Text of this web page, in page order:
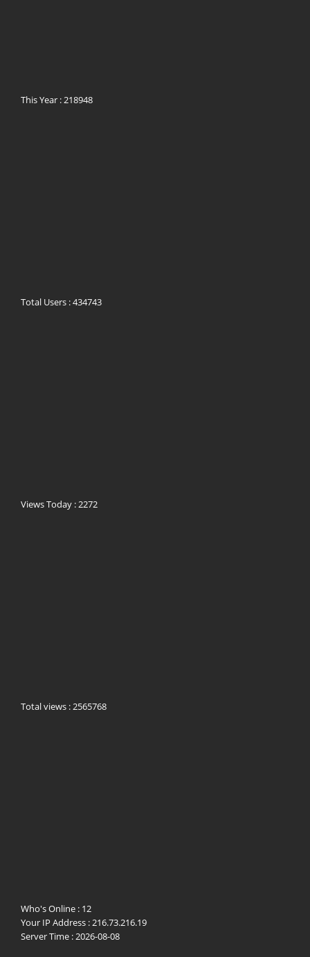
This Year : 218948
Total Users : 434743
Views Today : 2272
Total views : 2565768
Who's Online : 12
Your IP Address : 216.73.216.19
Server Time : 2026-08-08